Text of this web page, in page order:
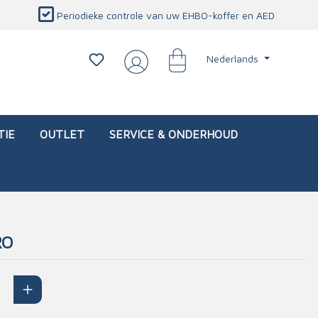
Periodieke controle van uw EHBO-koffer en AED
Nederlands
OUTLET SERVICE & ONDERHOUD